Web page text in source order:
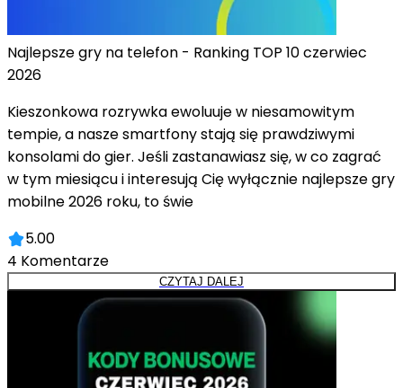
Najlepsze gry na telefon - Ranking TOP 10 czerwiec
2026
Kieszonkowa rozrywka ewoluuje w niesamowitym
tempie, a nasze smartfony stają się prawdziwymi
konsolami do gier. Jeśli zastanawiasz się, w co zagrać
w tym miesiącu i interesują Cię wyłącznie najlepsze gry
mobilne 2026 roku, to świe
5.00
4 Komentarze
CZYTAJ DALEJ